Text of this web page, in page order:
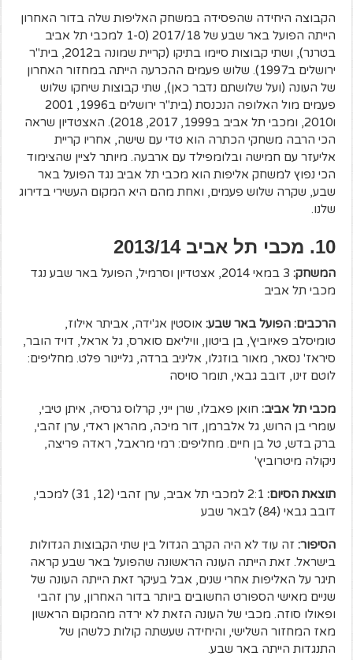
הקבוצה היחידה שהפסידה במשחק האליפות שלה בדור האחרון
הייתה הפועל באר שבע של 2017/18 (1-0 למכבי תל אביב
בטרנר), ושתי קבוצות סיימו בתיקו (קריית שמונה ב2012, בית"ר
ירושלים ב1997). שלוש פעמים ההכרעה הייתה במחזור האחרון
של העונה (ועל שלושתם נדבר כאן), שתי קבוצות שיחקו שלוש
פעמים מול האלופה הנכנסת (בית"ר ירושלים ב1996, 2001
ו2010, ומכבי תל אביב ב1999, 2017, 2018). האצטדיון שראה
הכי הרבה משחקי הכתרה הוא טדי עם שישה, אחריו קריית
אליעזר עם חמישה ובלומפילד עם ארבעה. מיותר לציין שהצימוד
הכי נפוץ למשחק אליפות הוא מכבי תל אביב נגד הפועל באר
שבע, שקרה שלוש פעמים, ואחת מהם היא המקום העשירי בדירוג
שלנו.
10. מכבי תל אביב 2013/14
המשחק:
3 במאי 2014, אצטדיון וסרמיל, הפועל באר שבע נגד
מכבי תל אביב
הרכבים: הפועל באר שבע: אוסטין אג'ידה, אביתר אילוז,
טומיסלב פאיוביץ', בן ביטון, וויליאם סוארס, גל אראל, דויד הובר,
סיראז' נסאר, מאור בוזגלו, אליניב ברדה, גליינור פלט. מחליפים:
לוטם זינו, דובב גבאי, תומר סויסה
מכבי תל אביב: חואן פאבלו, שרן ייני, קרלוס גרסיה, איתן טיבי,
עומרי בן הרוש, גל אלברמן, דור מיכה, מהראן ראדי, ערן זהבי,
ברק בדש, טל בן חיים. מחליפים: רמי מראבל, ראדה פריצה,
ניקולה מיטרוביץ'
תוצאת הסיום:
2:1 למכבי תל אביב, ערן זהבי (12, 31) למכבי,
דובב גבאי (84) לבאר שבע
הסיפור:זה עוד לא היה הקרב הגדול בין שתי הקבוצות הגדולות
בישראל. זאת הייתה העונה הראשונה שהפועל באר שבע קראה
תיגר על האליפות אחרי שנים, אבל בעיקר זאת הייתה העונה של
שניים מאישי הספורט החשובים ביותר בדור האחרון, ערן זהבי
ופאולו סוזה. מכבי של העונה הזאת לא ירדה מהמקום הראשון
מאז המחזור השלישי, והיחידה שעשתה קולות כלשהן של
התנגדות הייתה באר שבע.